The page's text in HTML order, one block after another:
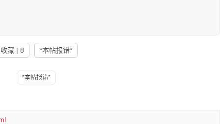
收藏 | 8 *本帖报错*